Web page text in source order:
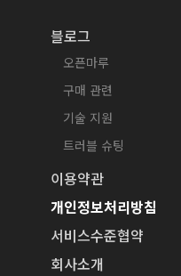
블로그
오픈마루
구매 관련
기술 지원
트러블 슈팅
이용약관
개인정보처리방침
서비스수준협약
회사소개